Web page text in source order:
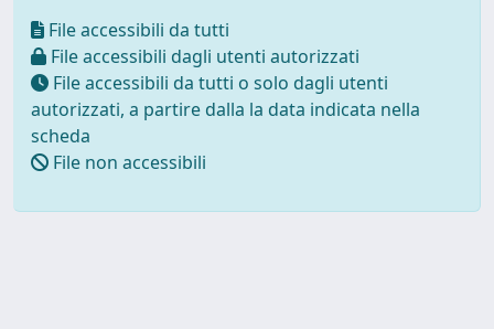
File accessibili da tutti
File accessibili dagli utenti autorizzati
File accessibili da tutti o solo dagli utenti
autorizzati, a partire dalla la data indicata nella
scheda
File non accessibili